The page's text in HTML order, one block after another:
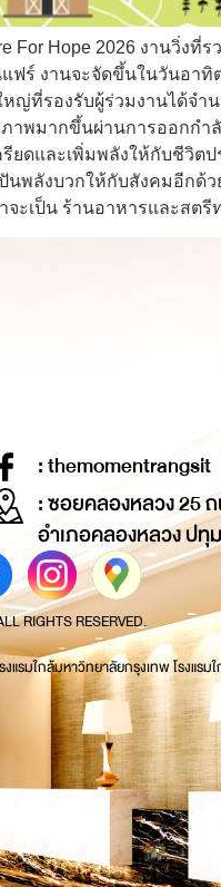
Hope 2026 งานวิ่งที่
ร์ งานจะจัดขึ้นในวันอาทิ
ที่รองรับผู้ร่วมงานได้จำ
าพมากขึ้นผ่านการออกกำ
ดและเพิ่มพลังให้กับชีวิต
พลังบวกให้กับสังคมอีกด้
เป็น ร้านอาหารและสตรี
: themomentrangsit
: ซอยคลองหลวง 25
อำเภอคลองหลวง ปทุ
RIGHTS RESERVED.
แรมใกล้มหาวิทยาลัยกรุงเทพ โรงแรม